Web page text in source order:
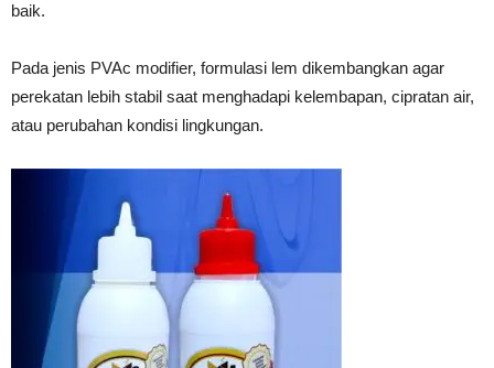
baik.
Pada jenis PVAc modifier, formulasi lem dikembangkan agar
perekatan lebih stabil saat menghadapi kelembapan, cipratan air,
atau perubahan kondisi lingkungan.